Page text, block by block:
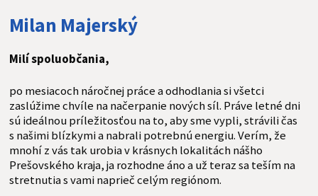
Milan Majerský
Milí spoluobčania,
po mesiacoch náročnej práce a odhodlania si všetci
zaslúžime chvíle na načerpanie nových síl. Práve letné dni
sú ideálnou príležitosťou na to, aby sme vypli, strávili čas
s našimi blízkymi a nabrali potrebnú energiu. Verím, že
mnohí z vás tak urobia v krásnych lokalitách nášho
Prešovského kraja, ja rozhodne áno a už teraz sa teším na
stretnutia s vami naprieč celým regiónom.